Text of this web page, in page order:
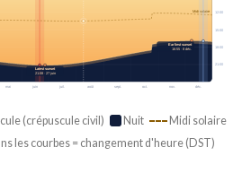
mai juin juil. août sept. oct. nov. déc.
Midi solaire 12:00
15:00
18:00
21:00
Earliest sunset
16:55 · 8 déc.
Latest sunset
21:08 · 27 juin
(crépuscule civil) Nuit
Midi solaire
les courbes = changement d'heure (DST)